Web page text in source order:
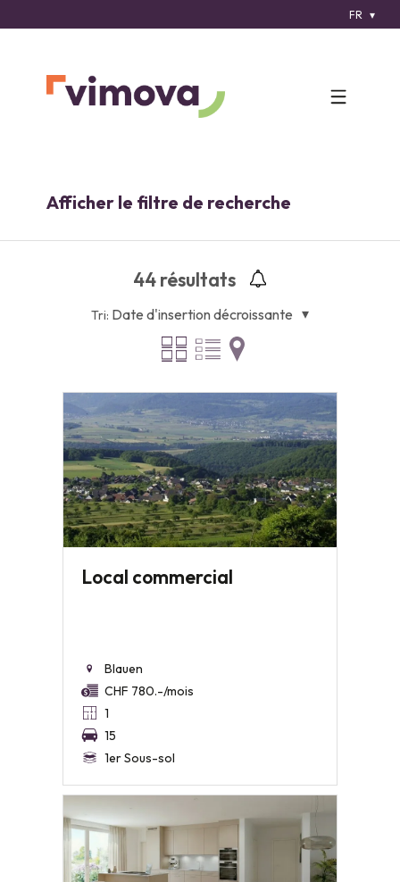
FR
Afficher le filtre de recherche
44résultats
Tri: Date d'insertion décroissante
Local commercial
Blauen
CHF 780.-/mois
1
15
1er Sous-sol